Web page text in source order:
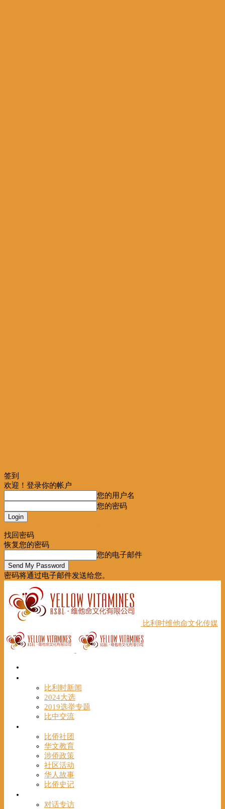
签到
欢迎！登录你的帐户
您的用户名
您的密码
找回密码
恢复您的密码
您的电子邮件
密码将通过电子邮件发送给您。
比利时维他命文化传媒
比利时新闻
2024大选
2019选举专题
比中交流
比侨社团
华文教育
涉侨政策
社区活动
华人故事
比侨史记
对话专访